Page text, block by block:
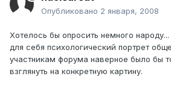
Опубликовано 2 января, 2008
Хотелось бы опросить немного
для себя психологический портрет
участникам форума наверное было бы
взглянуть на конкретную картину.